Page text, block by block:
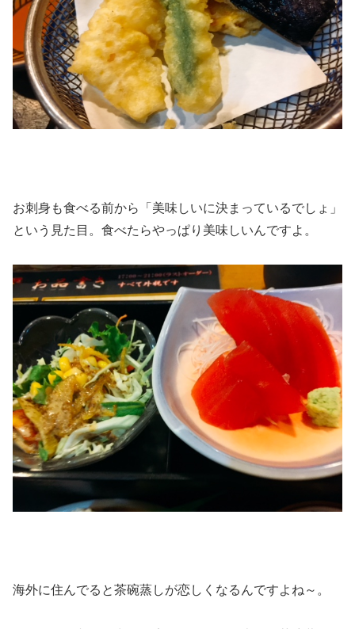
お刺身も食べる前から「美味しいに決まっているでしょ」
という見た目。食べたらやっぱり美味しいんですよ。
海外に住んでると茶碗蒸しが恋しくなるんですよね～。